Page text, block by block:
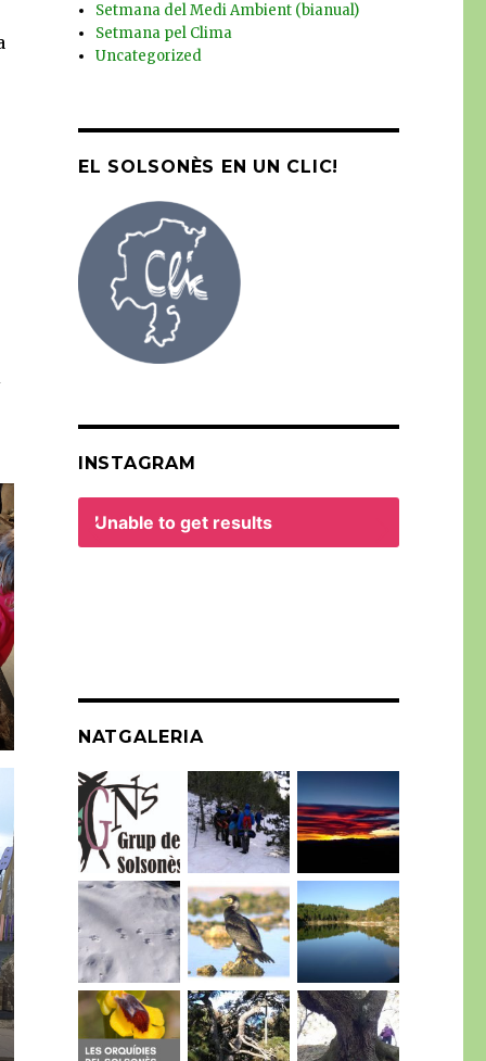
Setmana del Medi Ambient (bianual)
Setmana pel Clima
Uncategorized
EL SOLSONÈS EN UN CLIC!
INSTAGRAM
Unable to get results
NATGALERIA